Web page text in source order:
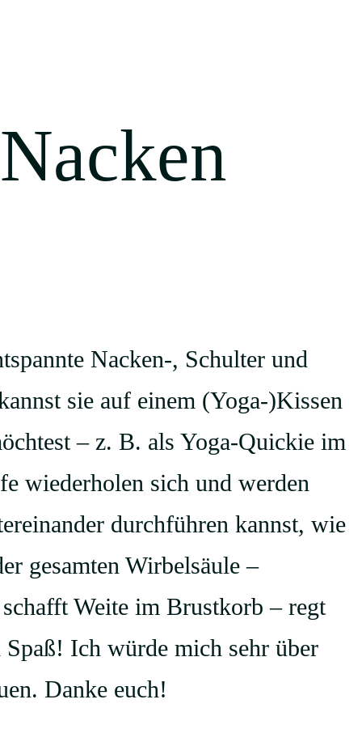
Nacken-, Schulter und
sie auf einem (Yoga-)Kissen
– z. B. als Yoga-Quickie im
wiederholen sich und werden
durchführen kannst, wie
gesamten Wirbelsäule –
Weite im Brustkorb – regt
Ich würde mich sehr über
Danke euch!